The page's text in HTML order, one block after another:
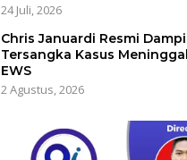
24 Juli, 2026
Chris Januardi Resmi
Tersangka Kasus
EWS
2 Agustus, 2026